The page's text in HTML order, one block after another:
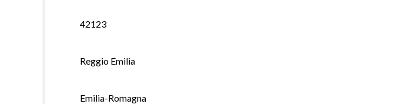
42123
Reggio Emilia
Emilia-Romagna